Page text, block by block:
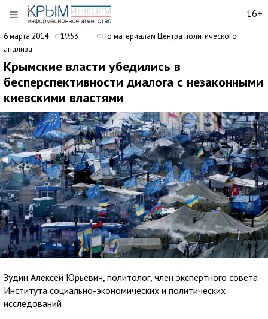
16+
6 марта 2014 19:53
По материалам Центра политического
анализа
Крымские власти убедились в
бесперспективности диалога с незаконными
киевскими властями
Зудин Алексей Юрьевич, политолог, член экспертного совета
Института социально-экономических и политических
исследований